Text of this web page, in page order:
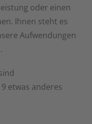
oder einen
Ihnen steht es
Aufwendungen
etwas anderes